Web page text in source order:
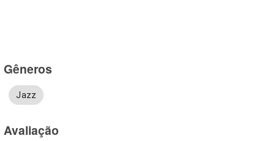
Gêneros
Jazz
Avaliação